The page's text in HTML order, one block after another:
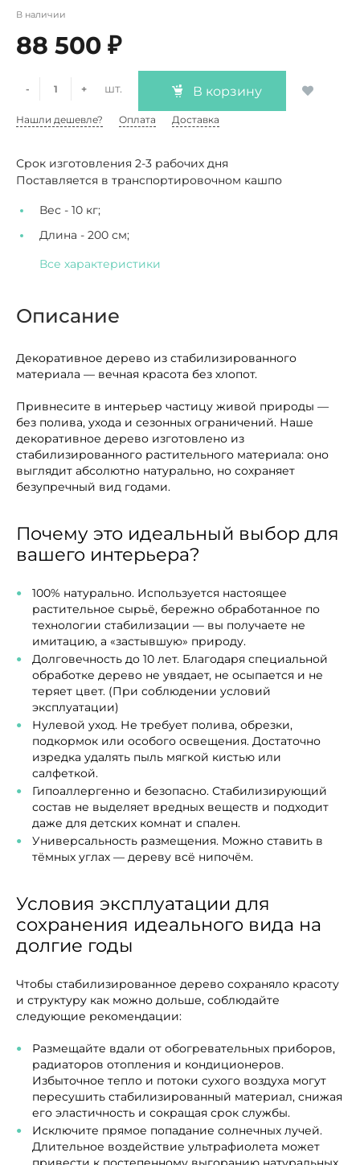
В наличии
88 500 ₽
- + шт. В корзину
Нашли дешевле? Оплата Доставка
Срок изготовления 2-3 рабочих дня
Поставляется в транспортировочном кашпо
Вес - 10 кг;
Длина - 200 см;
Все характеристики
Описание
Декоративное дерево из стабилизированного
материала — вечная красота без хлопот.
Привнесите в интерьер частицу живой природы —
без полива, ухода и сезонных ограничений. Наше
декоративное дерево изготовлено из
стабилизированного растительного материала: оно
выглядит абсолютно натурально, но сохраняет
безупречный вид годами.
Почему это идеальный выбор для
вашего интерьера?
100% натурально. Используется настоящее
растительное сырьё, бережно обработанное по
технологии стабилизации — вы получаете не
имитацию, а «застывшую» природу.
Долговечность до 10 лет. Благодаря специальной
обработке дерево не увядает, не осыпается и не
теряет цвет. (При соблюдении условий
эксплуатации)
Нулевой уход. Не требует полива, обрезки,
подкормок или особого освещения. Достаточно
изредка удалять пыль мягкой кистью или
салфеткой.
Гипоаллергенно и безопасно. Стабилизирующий
состав не выделяет вредных веществ и подходит
даже для детских комнат и спален.
Универсальность размещения. Можно ставить в
тёмных углах — дереву всё нипочём.
Условия эксплуатации для
сохранения идеального вида на
долгие годы
Чтобы стабилизированное дерево сохраняло красоту
и структуру как можно дольше, соблюдайте
следующие рекомендации:
Размещайте вдали от обогревательных приборов,
радиаторов отопления и кондиционеров.
Избыточное тепло и потоки сухого воздуха могут
пересушить стабилизированный материал, снижая
его эластичность и сокращая срок службы.
Исключите прямое попадание солнечных лучей.
Длительное воздействие ультрафиолета может